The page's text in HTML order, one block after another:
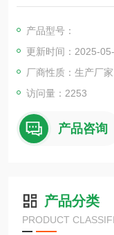
（温控仪、数显表 .电
防爆仪表箱外形灵
定。
产品型号：
更新时间：2025-
厂商性质：生产厂家
访问量：2253
产品咨询
产品分类
PRODUCT